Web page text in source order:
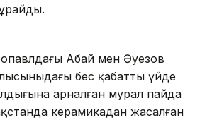
Абай мен Әуезов
бес қабатты үйде
арналған мурал пайда
керамикадан жасалған